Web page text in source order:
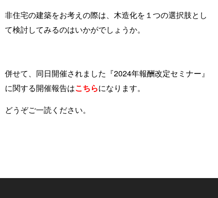
非住宅の建築をお考えの際は、木造化を１つの選択肢とし
て検討してみるのはいかがでしょうか。
併せて、同日開催されました『2024年報酬改定セミナー』
に関する開催報告はこちらになります。
どうぞご一読ください。